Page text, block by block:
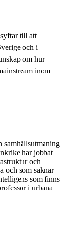
till att
och i
om hur
inom
samhällsutmaning
har jobbat
och
och som saknar
som finns
i urbana